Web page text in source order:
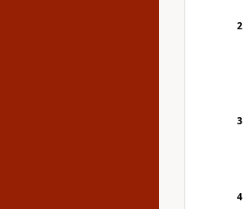
2
3
4